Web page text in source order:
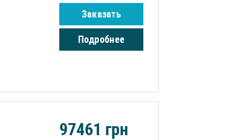
Заказать
Подробнее
97461 грн